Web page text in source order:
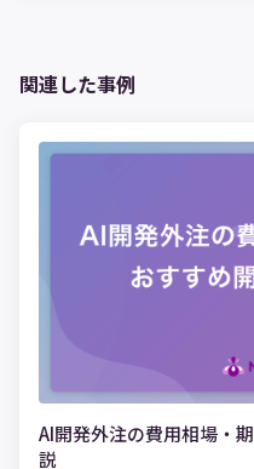
関連した事例
AI開発外注の費用相場・
説